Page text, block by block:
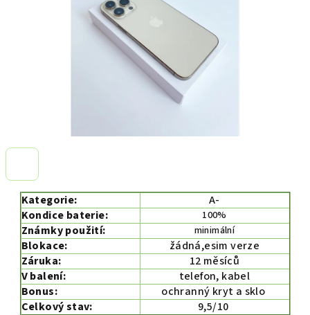
Kategorie:
A-
Kondice baterie:
100%
Známky použití: minimální
Blokace:
žádná,esim verze
Záruka:
12 měsíců
V balení:
telefon, kabel
Bonus:
ochranný kryt a sklo
Celkový stav:
9,5/10